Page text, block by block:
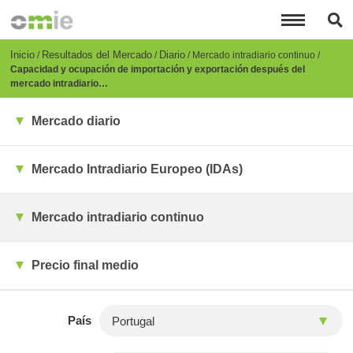
principal
Breadcrumb
Inicio Resultados del Mercado Diario Mercado intradiario continuo
Capacidad y ocupación de importación y exportación después del
mercado intradiario…
Mercado diario
Mercado Intradiario Europeo (IDAs)
Mercado intradiario continuo
Precio final medio
País